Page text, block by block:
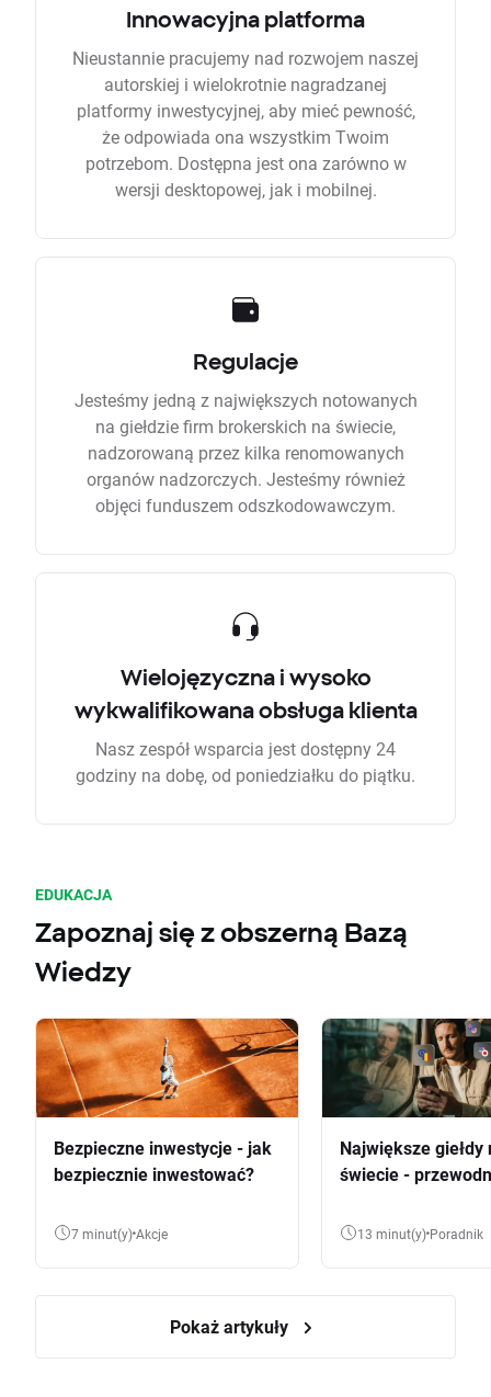
Innowacyjna platforma
Nieustannie pracujemy nad rozwojem naszej
autorskiej i wielokrotnie nagradzanej
platformy inwestycyjnej, aby mieć pewność,
że odpowiada ona wszystkim Twoim
potrzebom. Dostępna jest ona zarówno w
wersji desktopowej, jak i mobilnej.
Regulacje
Jesteśmy jedną z największych notowanych
na giełdzie firm brokerskich na świecie,
nadzorowaną przez kilka renomowanych
organów nadzorczych. Jesteśmy również
objęci funduszem odszkodowawczym.
Wielojęzyczna i wysoko
wykwalifikowana obsługa klienta
Nasz zespół wsparcia jest dostępny 24
godziny na dobę, od poniedziałku do piątku.
EDUKACJA
Zapoznaj się z obszerną Bazą
Wiedzy
Bezpieczne inwestycje - jak
bezpiecznie inwestować?
7 minut(y) Akcje
Największe giełdy
świecie -
13 minut(y) Poradnik
Pokaż artykuły